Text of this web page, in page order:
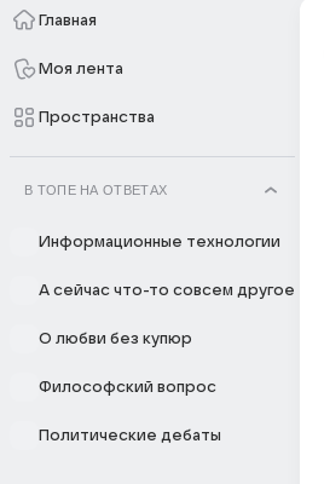
Главная
Моя лента
Пространства
В ТОПЕ НА ОТВЕТАХ
Информационные технологии
А сейчас что-то совсем другое
О любви без купюр
Философский вопрос
Политические дебаты